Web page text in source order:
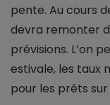
pente. Au cours
devra remonter
prévisions. L’on
estivale, les taux
pour les prêts sur